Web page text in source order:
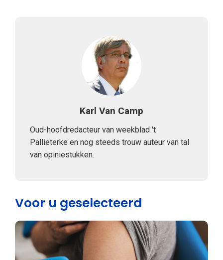
Karl Van Camp
Oud-hoofdredacteur van weekblad 't
Pallieterke en nog steeds trouw auteur van tal
van opiniestukken.
Voor u geselecteerd